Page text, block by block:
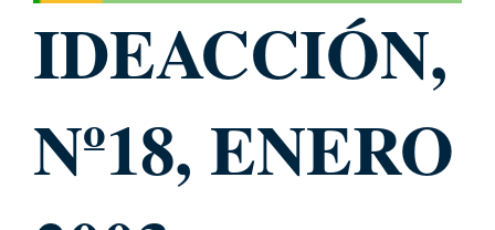
IDEACCIÓN,
Nº18, ENERO